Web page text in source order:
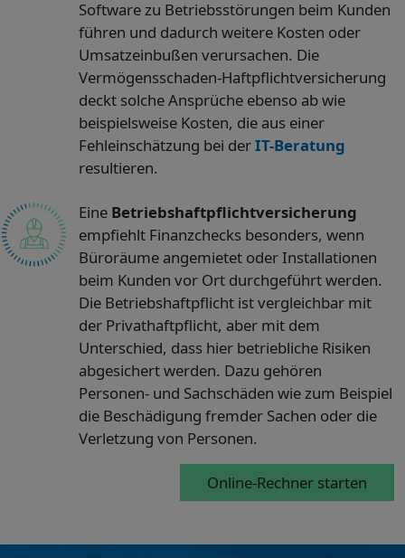
Software zu Betriebsstörungen beim Kunden
führen und dadurch weitere Kosten oder
Umsatzeinbußen verursachen. Die
Vermögensschaden-Haftpflichtversicherung
deckt solche Ansprüche ebenso ab wie
beispielsweise Kosten, die aus einer
Fehleinschätzung bei derIT-Beratung
resultieren.
Eine Betriebshaftpflichtversicherung
empfiehlt Finanzchecks besonders, wenn
Büroräume angemietet oder Installationen
beim Kunden vor Ort durchgeführt werden.
Die Betriebshaftpflicht ist vergleichbar mit
der Privathaftpflicht, aber mit dem
Unterschied, dass hier betriebliche Risiken
abgesichert werden. Dazu gehören
Personen- und Sachschäden wie zum Beispiel
die Beschädigung fremder Sachen oder die
Verletzung von Personen.
Online-Rechner starten